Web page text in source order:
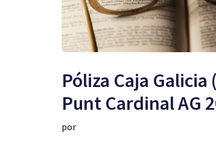
Póliza Caja Galicia
Punt Cardinal AG
por